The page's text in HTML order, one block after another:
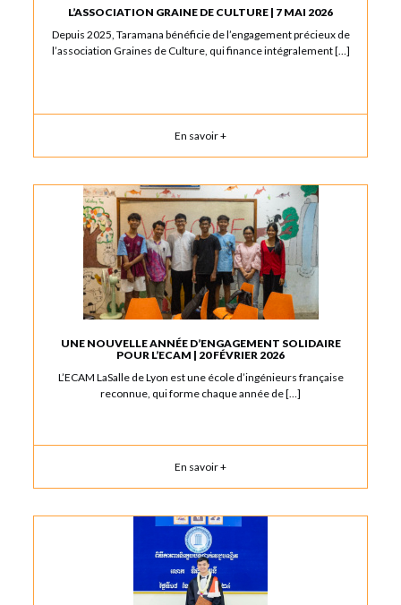
L’ASSOCIATION GRAINE DE CULTURE | 7 MAI 2026
Depuis 2025, Taramana bénéficie de l’engagement précieux de
l’association Graines de Culture, qui finance intégralement […]
En savoir +
UNE NOUVELLE ANNÉE D’ENGAGEMENT SOLIDAIRE
POUR L’ECAM | 20 FÉVRIER 2026
L’ECAM LaSalle de Lyon est une école d’ingénieurs française
reconnue, qui forme chaque année de […]
En savoir +